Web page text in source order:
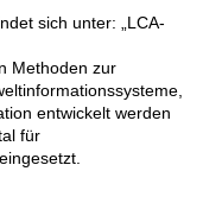
sich unter: „LCA-
Methoden zur
entwickelt werden
für